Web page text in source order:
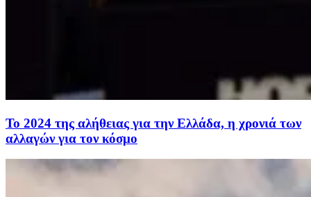
Το 2024 της αλήθειας για την Ελλάδα, η χρονιά των
αλλαγών για τον κόσμο